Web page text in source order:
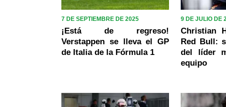
7 DE SEPTIEMBRE DE 2025
¡Está de regreso!
Verstappen se lleva el GP
de Italia de la Fórmula 1
9 DE JULIO DE
Christian
Red Bull:
del líder
equipo